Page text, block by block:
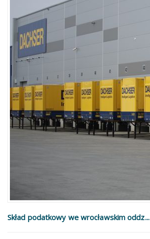
Skład podatkowy we wrocławskim oddz...